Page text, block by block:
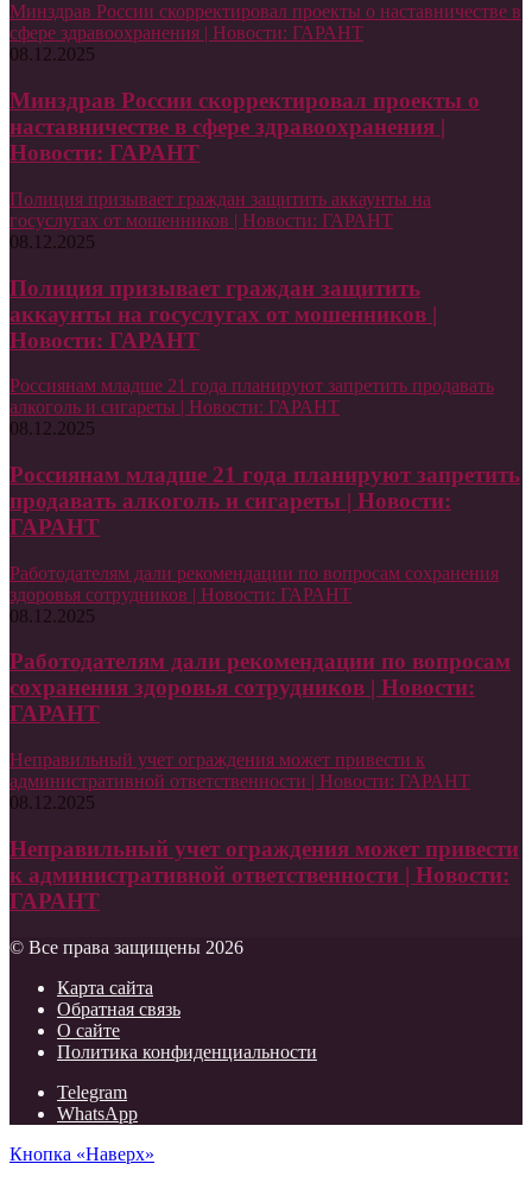
Минздрав России скорректировал проекты о наставничестве в
сфере здравоохранения | Новости: ГАРАНТ
08.12.2025
Минздрав России скорректировал проекты о
наставничестве в сфере здравоохранения |
Новости: ГАРАНТ
Полиция призывает граждан защитить аккаунты на
госуслугах от мошенников | Новости: ГАРАНТ
08.12.2025
Полиция призывает граждан защитить
аккаунты на госуслугах от мошенников |
Новости: ГАРАНТ
Россиянам младше 21 года планируют запретить продавать
алкоголь и сигареты | Новости: ГАРАНТ
08.12.2025
Россиянам младше 21 года планируют запретить
продавать алкоголь и сигареты | Новости:
ГАРАНТ
Работодателям дали рекомендации по вопросам сохранения
здоровья сотрудников | Новости: ГАРАНТ
08.12.2025
Работодателям дали рекомендации по вопросам
сохранения здоровья сотрудников | Новости:
ГАРАНТ
Неправильный учет ограждения может привести к
административной ответственности | Новости: ГАРАНТ
08.12.2025
Неправильный учет ограждения может привести
к административной ответственности | Новости:
ГАРАНТ
© Все права защищены 2026
Карта сайта
Обратная связь
О сайте
Политика конфиденциальности
Telegram
WhatsApp
Кнопка «Наверх»